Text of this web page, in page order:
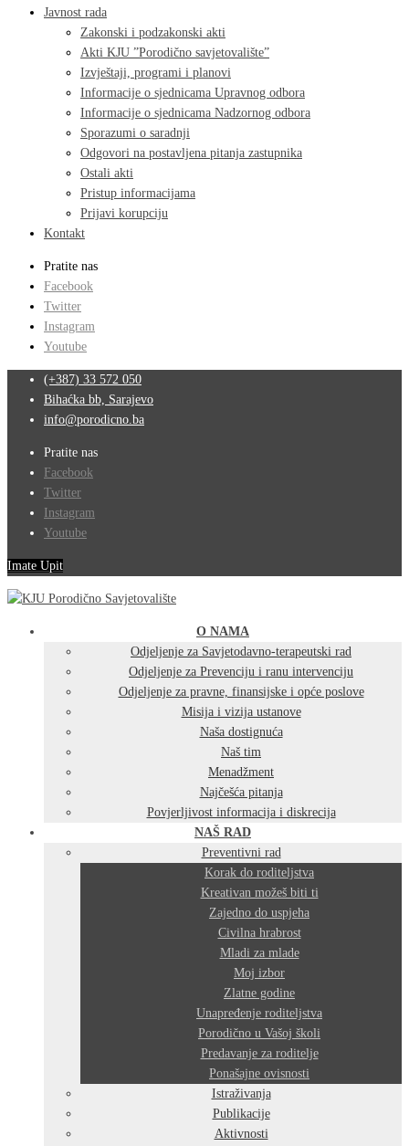
Javnost rada
Zakonski i podzakonski akti
Akti KJU ”Porodično savjetovalište”
Izvještaji, programi i planovi
Informacije o sjednicama Upravnog odbora
Informacije o sjednicama Nadzornog odbora
Sporazumi o saradnji
Odgovori na postavljena pitanja zastupnika
Ostali akti
Pristup informacijama
Prijavi korupciju
Kontakt
Pratite nas
Facebook
Twitter
Instagram
Youtube
(+387) 33 572 050
Bihaćka bb, Sarajevo
info@porodicno.ba
Pratite nas
Facebook
Twitter
Instagram
Youtube
Imate Upit
O NAMA
Odjeljenje za Savjetodavno-terapeutski rad
Odjeljenje za Prevenciju i ranu intervenciju
Odjeljenje za pravne, finansijske i opće poslove
Misija i vizija ustanove
Naša dostignuća
Naš tim
Menadžment
Najčešća pitanja
Povjerljivost informacija i diskrecija
NAŠ RAD
Preventivni rad
Korak do roditeljstva
Kreativan možeš biti ti
Zajedno do uspjeha
Civilna hrabrost
Mladi za mlade
Moj izbor
Zlatne godine
Unapređenje roditeljstva
Porodično u Vašoj školi
Predavanje za roditelje
Ponašajne ovisnosti
Istraživanja
Publikacije
Aktivnosti